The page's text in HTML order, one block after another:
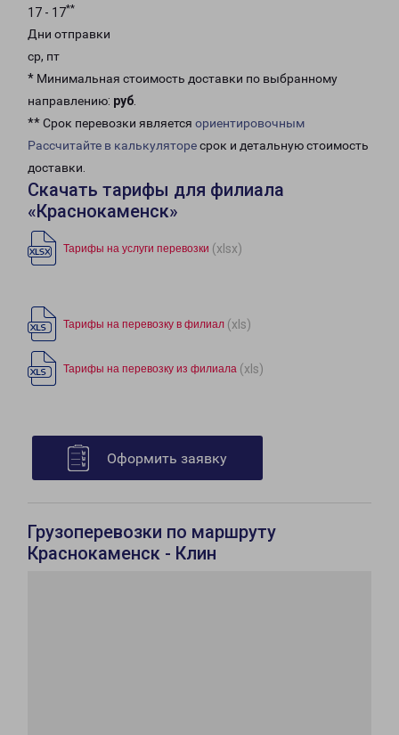
17 - 17**
Дни отправки
ср, пт
* Минимальная стоимость доставки по выбранному
направлению: руб.
** Срок перевозки является ориентировочным
Рассчитайте в калькуляторесрок и детальную стоимость
доставки.
Скачать тарифы для филиала
«Краснокаменск»
Тарифы на услуги перевозки (xlsx)
Тарифы на перевозку в филиал (xls)
Тарифы на перевозку из филиала (xls)
Оформить заявку
Грузоперевозки по маршруту
Краснокаменск - Клин